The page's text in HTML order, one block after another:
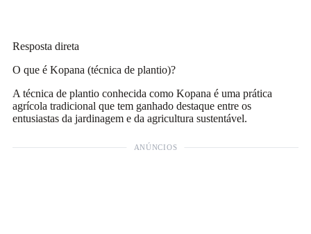
Resposta direta
O que é Kopana (técnica de plantio)?
A técnica de plantio conhecida como Kopana é uma prática
agrícola tradicional que tem ganhado destaque entre os
entusiastas da jardinagem e da agricultura sustentável.
ANÚNCIOS